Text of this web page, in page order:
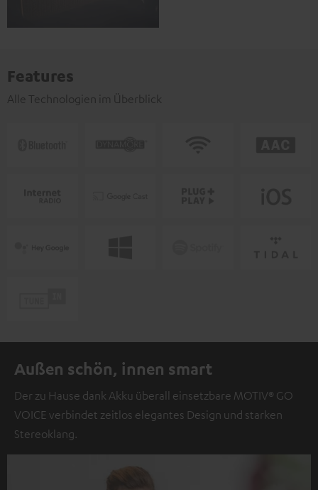
Features
Alle Technologien im Überblick
Außen schön, innen smart
Der zu Hause dank Akku überall einsetzbare MOTIV® GO
VOICE verbindet zeitlos elegantes Design und starken
Stereoklang.